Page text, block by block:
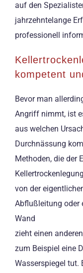
auf den
jahrzehntelange
professionell
kompetent
Bevor man
Angriff nimmt, ist
aus welchen
Durchnässung
Methoden, die der
von der
Abflußleitung oder
Wand
zieht einen
zum Beispiel eine
Wasserspiegel tut.